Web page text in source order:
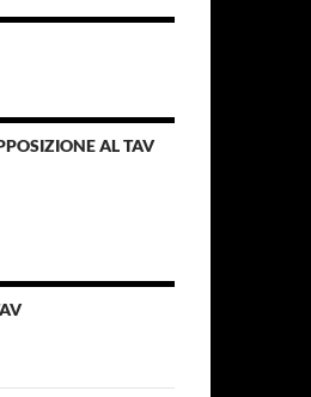
AL TAV